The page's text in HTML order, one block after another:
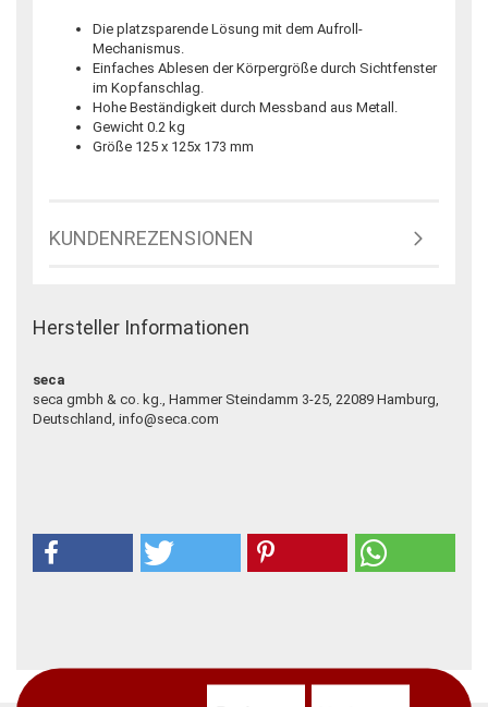
Die platzsparende Lösung mit dem Aufroll-
Mechanismus.
Einfaches Ablesen der Körpergröße durch Sichtfenster
im Kopfanschlag.
Hohe Beständigkeit durch Messband aus Metall.
Gewicht 0.2 kg
Größe 125 x 125x 173 mm
KUNDENREZENSIONEN
Hersteller Informationen
seca
seca gmbh & co. kg., Hammer Steindamm 3-25, 22089 Hamburg,
Deutschland, info@seca.com